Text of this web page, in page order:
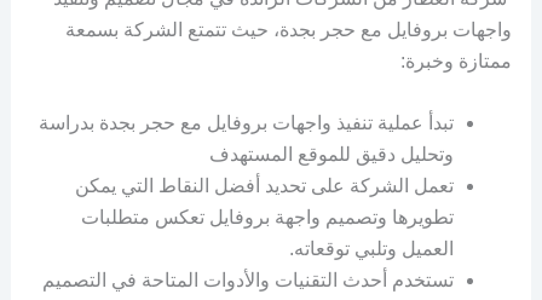
واجهات بروفايل مع حجر بجدة، حيث تتمتع الشركة بسمعة
ممتازة وخبرة:
تبدأ عملية تنفيذ واجهات بروفايل مع حجر بجدة بدراسة
وتحليل دقيق للموقع المستهدف
تعمل الشركة على تحديد أفضل النقاط التي يمكن
تطويرها وتصميم واجهة بروفايل تعكس متطلبات
العميل وتلبي توقعاته.
تستخدم أحدث التقنيات والأدوات المتاحة في التصميم